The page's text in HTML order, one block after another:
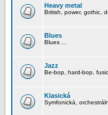
Heavy metal
British, power, gothic,
Blues
Blues ...
Jazz
Be-bop, hard-bop,
Klasická
Symfonická,